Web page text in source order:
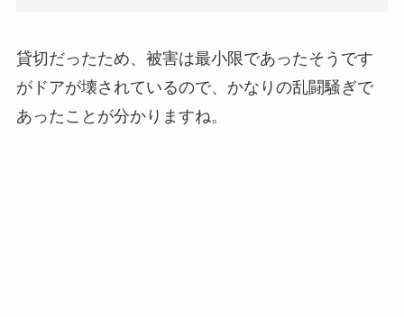
貸切だったため、被害は最小限であったそうです
がドアが壊されているので、かなりの乱闘騒ぎで
あったことが分かりますね。